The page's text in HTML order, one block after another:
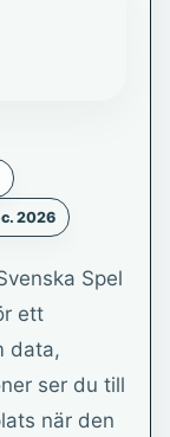
2026
Spel
ett
data,
ser du till
när den